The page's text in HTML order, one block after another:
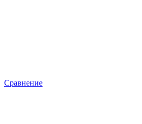
Сравнение